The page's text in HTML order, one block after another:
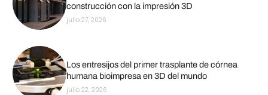
construcción con la impresión 3D
julio 27, 2026
Los entresijos del primer trasplante de córnea
humana bioimpresa en 3D del mundo
julio 22, 2026